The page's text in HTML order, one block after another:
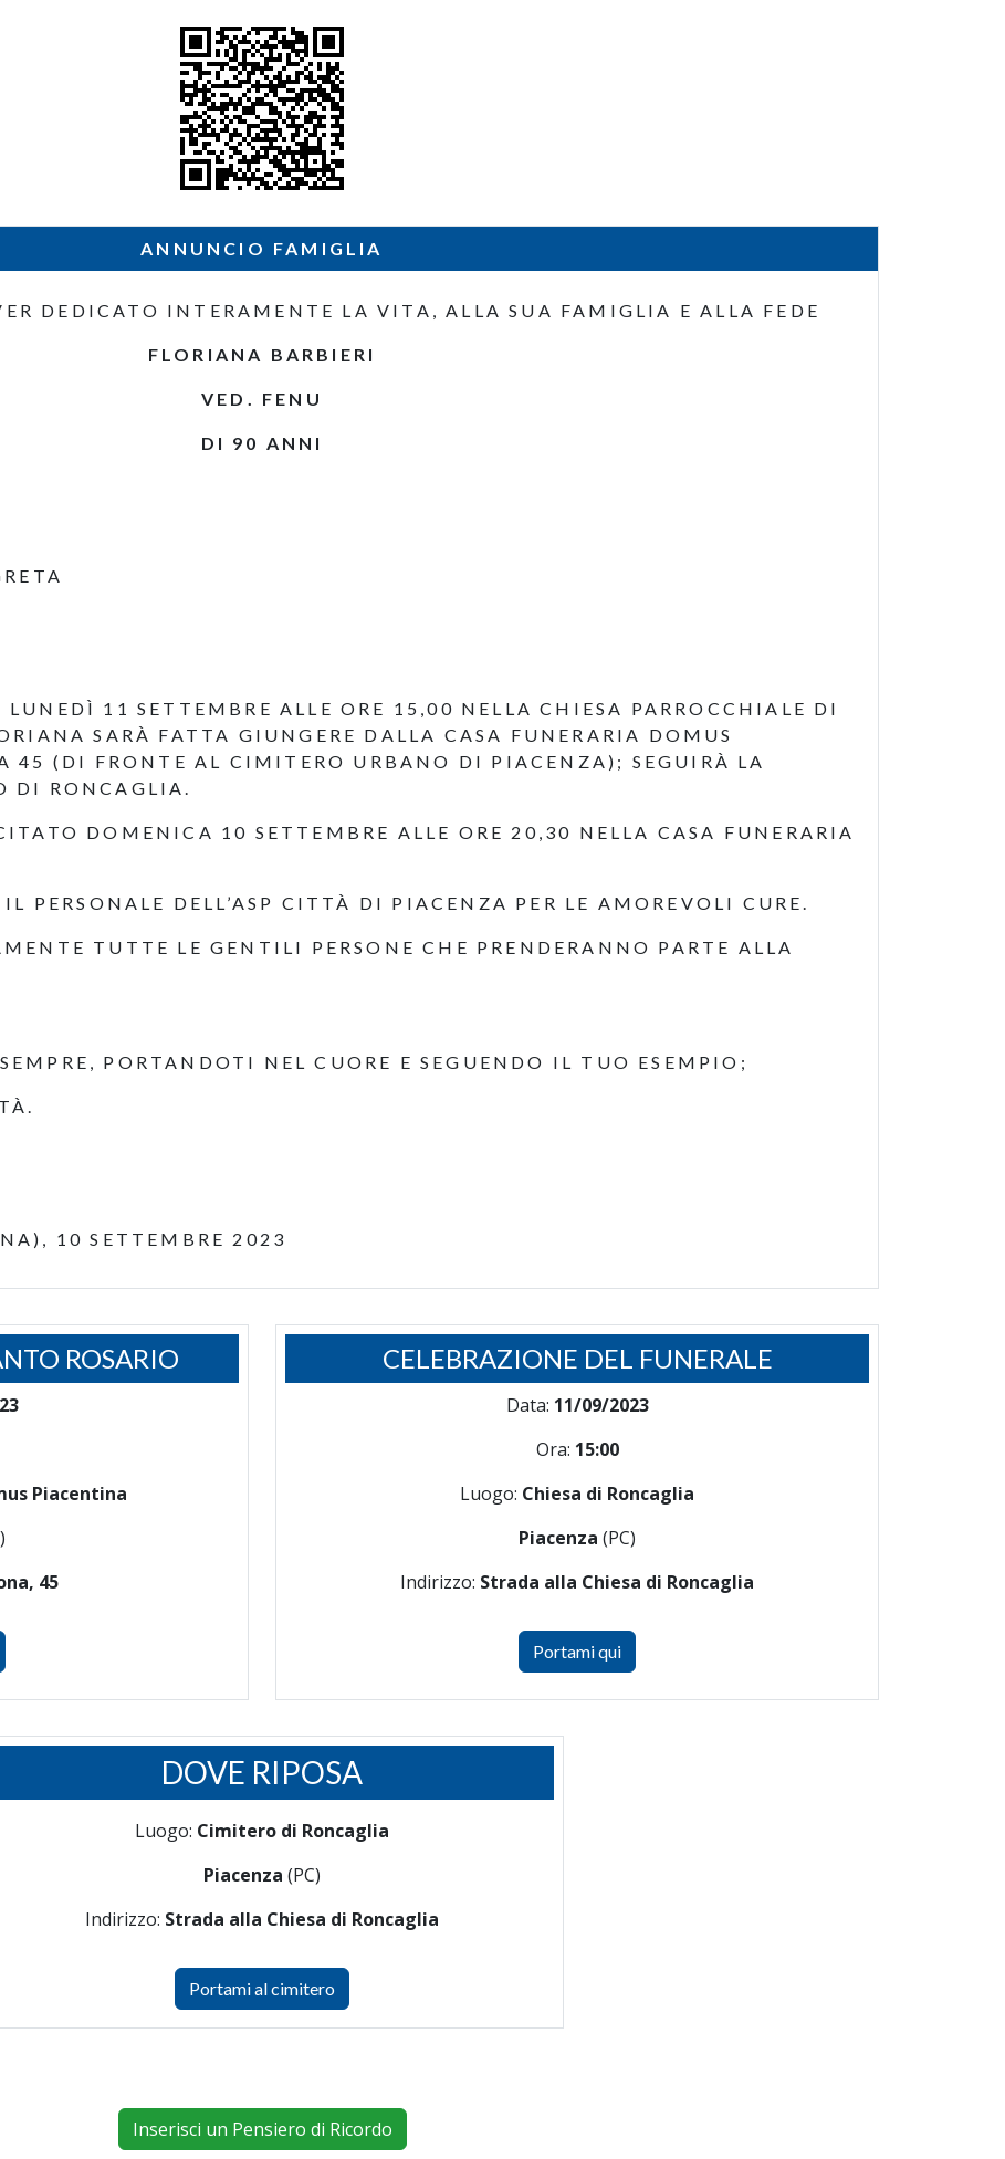
ANNUNCIO FAMIGLIA
DEDICATO INTERAMENTE LA VITA, ALLA SUA FAMIGLIA E ALLA FEDE
FLORIANA BARBIERI
VED. FENU
DI 90 ANNI
11 SETTEMBRE ALLE ORE 15,00 NELLA CHIESA PARROCCHIALE DI
SARÀ FATTA GIUNGERE DALLA CASA FUNERARIA DOMUS
45 (DI FRONTE AL CIMITERO URBANO DI PIACENZA); SEGUIRÀ LA
DI RONCAGLIA.
DOMENICA 10 SETTEMBRE ALLE ORE 20,30 NELLA CASA FUNERARIA
PERSONALE DELL’ASP CITTÀ DI PIACENZA PER LE AMOREVOLI CURE.
TUTTE LE GENTILI PERSONE CHE PRENDERANNO PARTE ALLA
PORTANDOTI NEL CUORE E SEGUENDO IL TUO ESEMPIO;
10 SETTEMBRE 2023
ROSARIO
Piacentina
45
CELEBRAZIONE DEL FUNERALE
Data: 11/09/2023
Ora: 15:00
Luogo: Chiesa di Roncaglia
Piacenza (PC)
Indirizzo: Strada alla Chiesa di Roncaglia
Portami qui
DOVE RIPOSA
Luogo: Cimitero di Roncaglia
Piacenza (PC)
Indirizzo: Strada alla Chiesa di Roncaglia
Portami al cimitero
Inserisci un Pensiero di Ricordo